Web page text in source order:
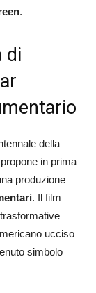
.
di
della
in prima
produzione
. Il film
ucciso
simbolo